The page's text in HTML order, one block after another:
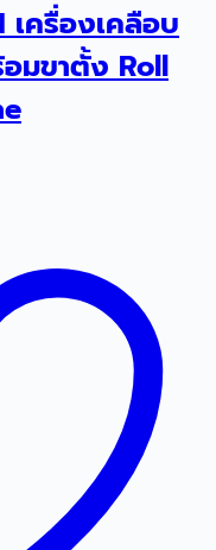
เครื่องเคลือบ
มขาตั้ง Roll